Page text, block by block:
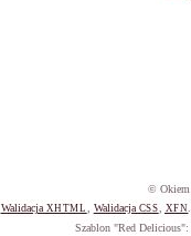
© Okiem
Walidacja XHTML Walidacja CSS XFN
Szablon "Red Delicious":